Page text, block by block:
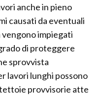
anche in pieno
causati da eventuali
impiegati
di proteggere
sprovvista
lavori lunghi possono
provvisorie atte